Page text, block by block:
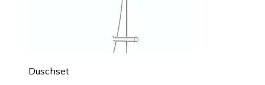
Duschset